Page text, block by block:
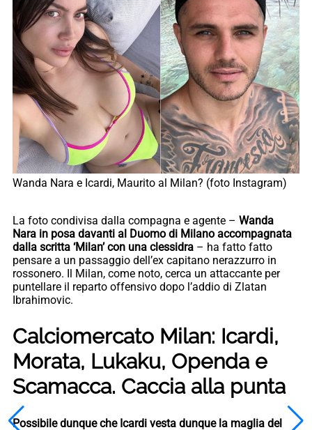
Wanda Nara e Icardi, Maurito al Milan? (foto Instagram)
La foto condivisa dalla compagna e agente – Wanda
Nara in posa davanti al Duomo di Milano accompagnata
dalla scritta ‘Milan’ con una clessidra – ha fatto fatto
pensare a un passaggio dell’ex capitano nerazzurro in
rossonero. Il Milan, come noto, cerca un attaccante per
puntellare il reparto offensivo dopo l’addio di Zlatan
Ibrahimovic.
Calciomercato Milan: Icardi,
Morata, Lukaku, Openda e
Scamacca. Caccia alla punta
Possibile dunque che Icardi vesta dunque la maglia del